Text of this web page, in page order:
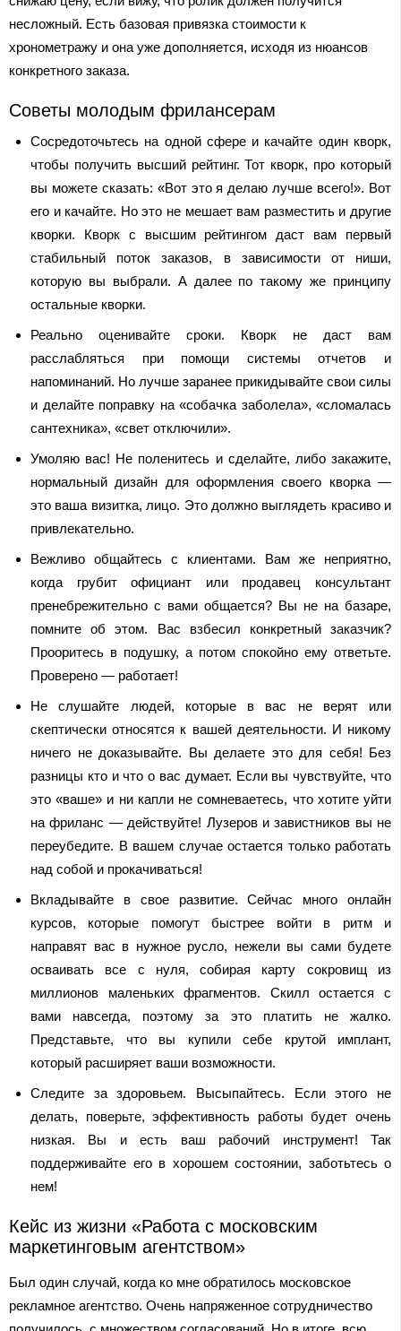
несложный. Есть базовая привязка стоимости к
хронометражу и она уже дополняется, исходя из нюансов
конкретного заказа.
Советы молодым фрилансерам
Сосредоточьтесь на одной сфере и качайте один кворк,
чтобы получить высший рейтинг. Тот кворк, про который
вы можете сказать: «Вот это я делаю лучше всего!». Вот
его и качайте. Но это не мешает вам разместить и другие
кворки. Кворк с высшим рейтингом даст вам первый
стабильный поток заказов, в зависимости от ниши,
которую вы выбрали. А далее по такому же принципу
остальные кворки.
Реально оценивайте сроки. Кворк не даст вам
расслабляться при помощи системы отчетов и
напоминаний. Но лучше заранее прикидывайте свои силы
и делайте поправку на «собачка заболела», «сломалась
сантехника», «свет отключили».
Умоляю вас! Не поленитесь и сделайте, либо закажите,
нормальный дизайн для оформления своего кворка —
это ваша визитка, лицо. Это должно выглядеть красиво и
привлекательно.
Вежливо общайтесь с клиентами. Вам же неприятно,
когда грубит официант или продавец консультант
пренебрежительно с вами общается? Вы не на базаре,
помните об этом. Вас взбесил конкретный заказчик?
Прооритесь в подушку, а потом спокойно ему ответьте.
Проверено — работает!
Не слушайте людей, которые в вас не верят или
скептически относятся к вашей деятельности. И никому
ничего не доказывайте. Вы делаете это для себя! Без
разницы кто и что о вас думает. Если вы чувствуйте, что
это «ваше» и ни капли не сомневаетесь, что хотите уйти
на фриланс — действуйте! Лузеров и завистников вы не
переубедите. В вашем случае остается только работать
над собой и прокачиваться!
Вкладывайте в свое развитие. Сейчас много онлайн
курсов, которые помогут быстрее войти в ритм и
направят вас в нужное русло, нежели вы сами будете
осваивать все с нуля, собирая карту сокровищ из
миллионов маленьких фрагментов. Скилл остается с
вами навсегда, поэтому за это платить не жалко.
Представьте, что вы купили себе крутой имплант,
который расширяет ваши возможности.
Следите за здоровьем. Высыпайтесь. Если этого не
делать, поверьте, эффективность работы будет очень
низкая. Вы и есть ваш рабочий инструмент! Так
поддерживайте его в хорошем состоянии, заботьтесь о
нем!
Кейс из жизни «Работа с московским
маркетинговым агентством»
Был один случай, когда ко мне обратилось московское
рекламное агентство. Очень напряженное сотрудничество